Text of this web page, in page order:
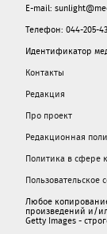
E-mail:
Телефон: 044-205-
Идентификатор
Контакты
Редакция
Про проект
Редакционная
Политика в сфере
Пользовательское
Любое
произведений и/
Getty Images -